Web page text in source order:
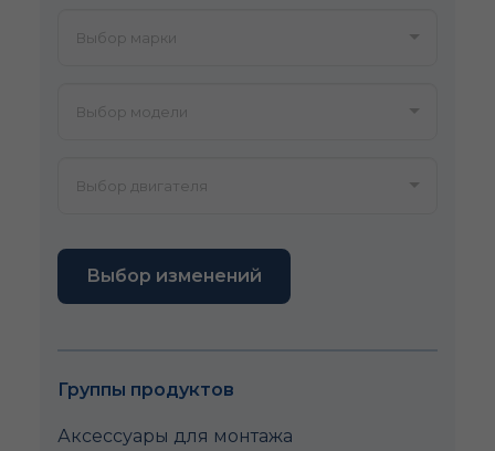
Выбор изменений
Группы продуктов
Аксессуары для монтажа